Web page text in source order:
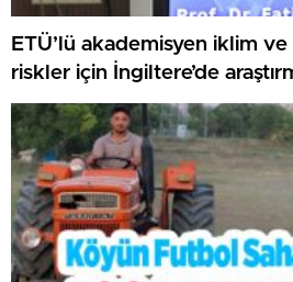
ETÜ’lü akademisyen iklim
riskler için İngiltere’de